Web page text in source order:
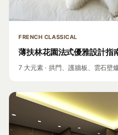
FRENCH CLASSICAL
薄扶林花園法式優雅設計指
7 大元素 · 拱門、護牆板、雲石壁